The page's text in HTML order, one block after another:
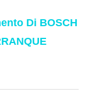
Di BOSCH